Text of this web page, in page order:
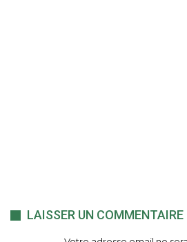
LAISSER UN COMMENTAIRE